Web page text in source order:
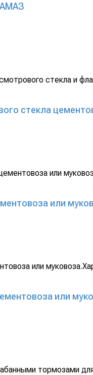
стекла и
стекла
или
или
или
или
тормозами